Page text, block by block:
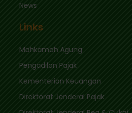
News
Links
Mahkamah Agung
Pengadilan Pajak
Kementerian Keuangan
Direktorat Jenderal Pajak